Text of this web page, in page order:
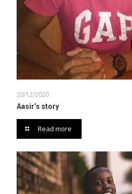
20/12/2020
Aasir’s story
Read more